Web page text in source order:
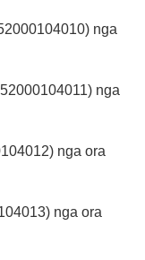
nga
nga
nga ora
nga ora